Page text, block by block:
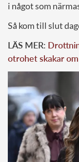
i något som
Så kom till slut
LÄS MER:
otrohet skakar om